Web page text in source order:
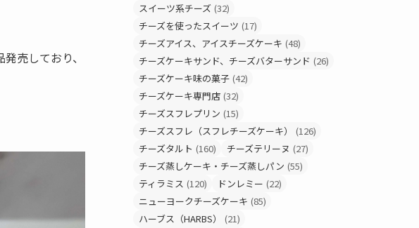
売しており、
スイーツ系チーズ (32)
チーズを使ったスイーツ (17)
チーズアイス、アイスチーズケーキ (48)
チーズケーキサンド、チーズバターサンド (26)
チーズケーキ味の菓子 (42)
チーズケーキ専門店 (32)
チーズスフレプリン (15)
チーズスフレ（スフレチーズケーキ）
(126)
チーズタルト (160) チーズテリーヌ (27)
チーズ蒸しケーキ・チーズ蒸しパン (55)
ティラミス (120) ドンレミー (22)
ニューヨークチーズケーキ (85)
ハーブス（HARBS）
(21)